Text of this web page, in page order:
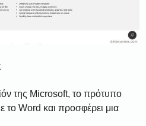
της Microsoft, το πρότυπο
το Word και προσφέρει μια